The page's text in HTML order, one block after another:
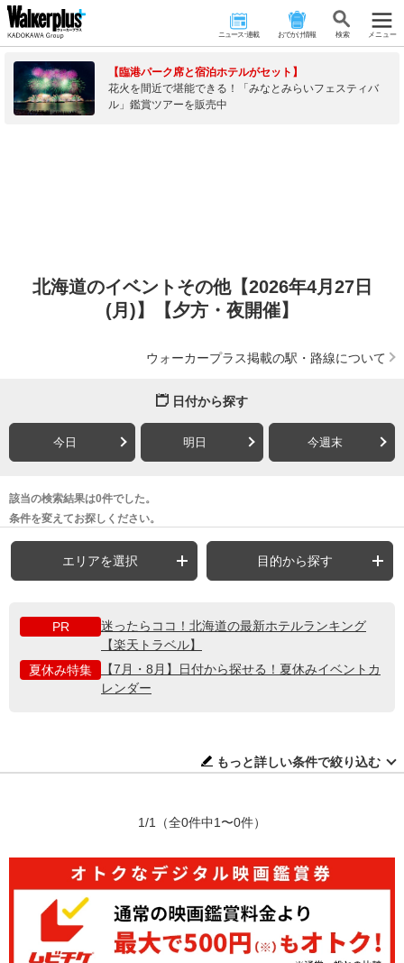
ニュース･連載 おでかけ情報 検 索 メニュー
【臨港パーク席と宿泊ホテルがセット】
花火を間近で堪能できる！「みなとみらいフェスティバ
ル」鑑賞ツアーを販売中
北海道のイベントその他【2026年4月27日
(月)】【夕方・夜開催】
ウォーカープラス掲載の駅・路線について
日付から探す
今日 明日 今週末
該当の検索結果は0件でした。
条件を変えてお探しください。
エリアを選択 目的から探す
PR
迷ったらココ！北海道の最新ホテルランキング
【楽天トラベル】
夏休み特集
【7月・8月】日付から探せる！夏休みイベントカ
レンダー
もっと詳しい条件で絞り込む
1/1 （全0件中1〜0件）